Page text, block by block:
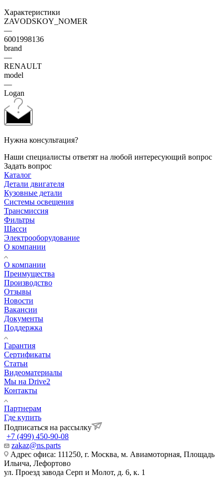
Характеристики
ZAVODSKOY_NOMER
—
6001998136
brand
—
RENAULT
model
—
Logan
Нужна консультация?
Наши специалисты ответят на любой интересующий вопрос
Задать вопрос
Каталог
Детали двигателя
Кузовные детали
Системы освещения
Трансмиссия
Фильтры
Шасси
Электрооборудование
О компании
О компании
Преимущества
Производство
Отзывы
Новости
Вакансии
Документы
Поддержка
Гарантия
Сертификаты
Статьи
Видеоматериалы
Мы на Drive2
Контакты
Партнерам
Где купить
Подписаться на рассылку
+7 (499) 450-90-08
zakaz@ns.parts
Адрес офиса: 111250, г. Москва, м. Авиамоторная, Площадь
Ильича, Лефортово
ул. Проезд завода Серп и Молот, д. 6, к. 1